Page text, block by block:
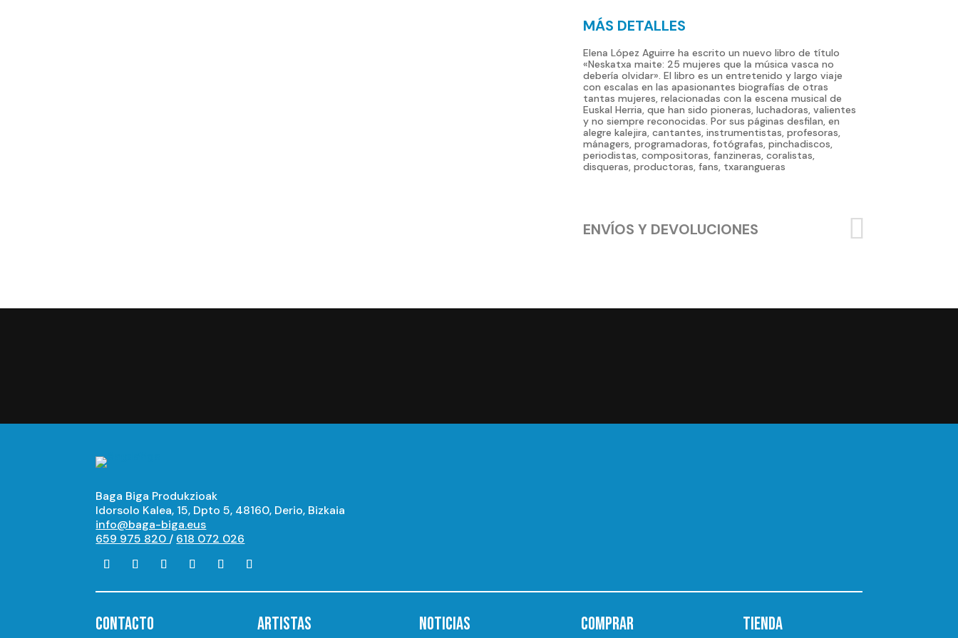
MÁS DETALLES
Elena López Aguirre ha escrito un nuevo libro de título
«Neskatxa maite: 25 mujeres que la música vasca no
debería olvidar». El libro es un entretenido y largo viaje
con escalas en las apasionantes biografías de otras
tantas mujeres, relacionadas con la escena musical de
Euskal Herria, que han sido pioneras, luchadoras, valientes
y no siempre reconocidas. Por sus páginas desfilan, en
alegre kalejira, cantantes, instrumentistas, profesoras,
mánagers, programadoras, fotógrafas, pinchadiscos,
periodistas, compositoras, fanzineras, coralistas,
disqueras, productoras, fans, txarangueras
ENVÍOS Y DEVOLUCIONES
Baga Biga Produkzioak
Idorsolo Kalea, 15, Dpto 5, 48160, Derio, Bizkaia
info@baga-biga.eus
659 975 820 / 618 072 026
CONTACTO ARTISTAS NOTICIAS COMPRAR TIENDA